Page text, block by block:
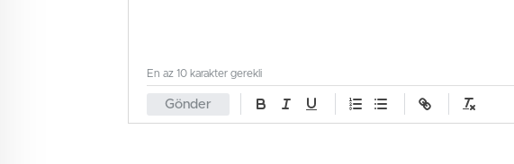
Gönder
En az 10 karakter gerekli